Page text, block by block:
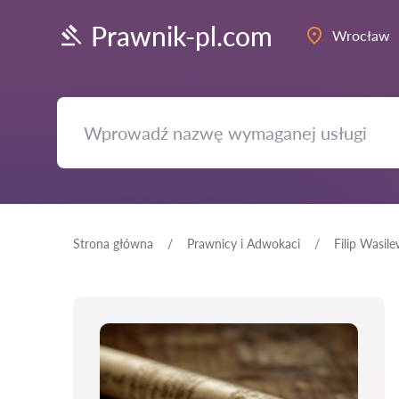
Prawnik-pl.com Wrocław
Strona główna Prawnicy i Adwokaci Filip